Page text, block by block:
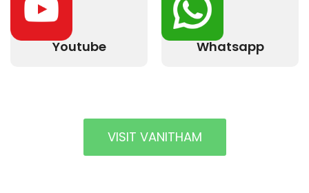
Youtube Whatsapp
VISIT VANITHAM